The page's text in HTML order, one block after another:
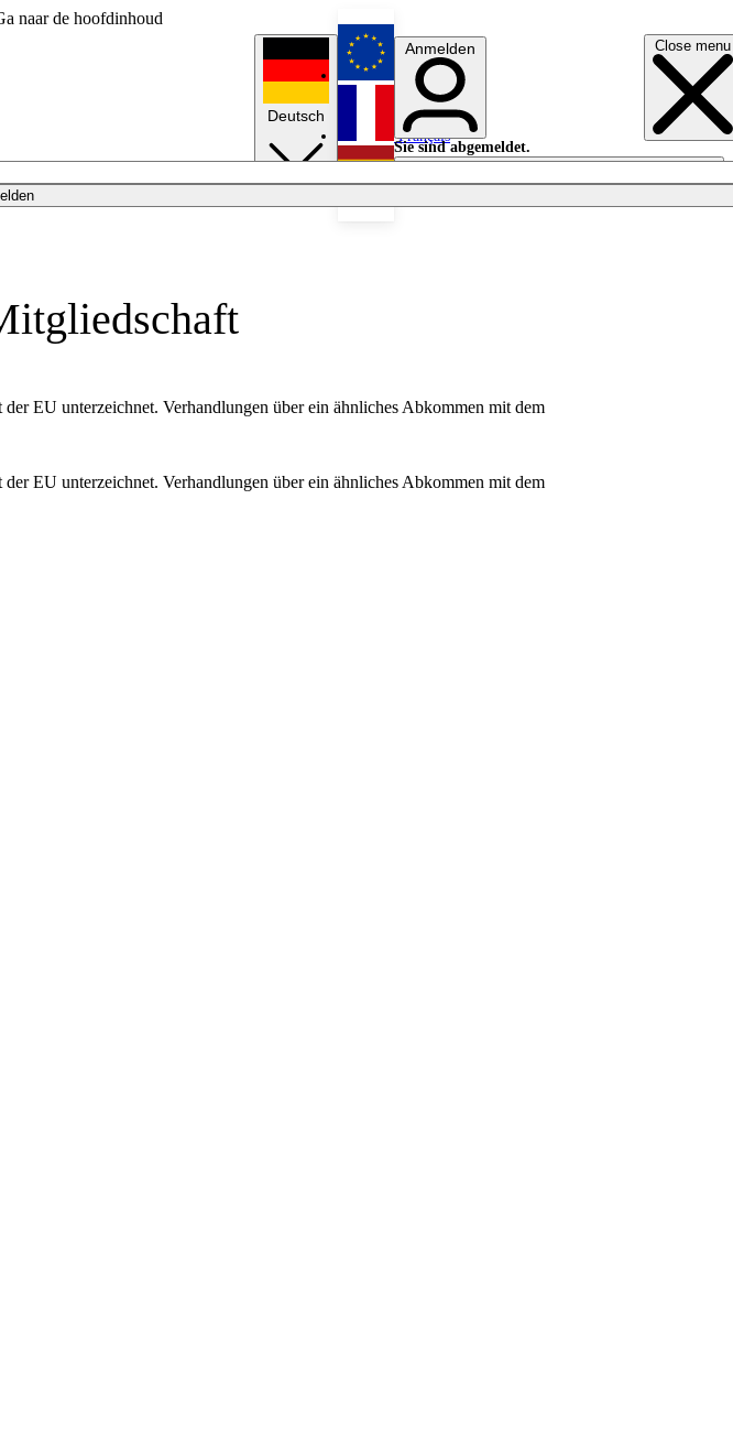
naar de hoofdinhoud
Close menu
Deutsch
English
Français
Anmelden
Sie sind abgemeldet.
Anmelden
Licht aus
EU unterzeichnet. Verhandlungen über ein ähnliches Abkommen mit dem
EU unterzeichnet. Verhandlungen über ein ähnliches Abkommen mit dem